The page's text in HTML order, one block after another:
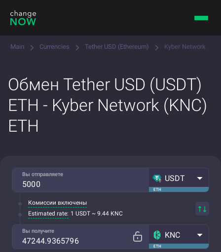
Main Currencies Tether USD (Ethereum) Kyber Network
Обмен Tether USD (USDT)
ETH - Kyber Network (KNC)
ETH
Вы отправляете
ETH
USDT
Комиссии включены
Estimated rate: 1 USDT ~ 9.44 KNC
Вы получите
ETH
KNC